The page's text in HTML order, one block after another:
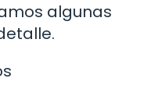
algunas